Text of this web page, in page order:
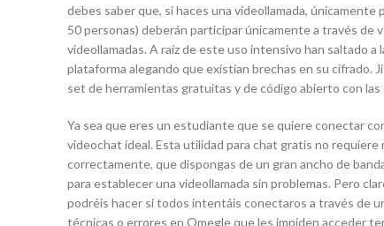
debes saber que, si haces una videollamada,
50 personas) deberán participar únicamente a través de
videollamadas. A raíz de este uso intensivo han saltado
plataforma alegando que existían brechas en su cifrado.
set de herramientas gratuitas y de código abierto con
Ya sea que eres un estudiante que se quiere conectar
videochat ideal. Esta utilidad para chat gratis no
correctamente, que dispongas de un gran ancho de
para establecer una videollamada sin problemas. Pero
podréis hacer si todos intentáis conectaros a través de
técnicas⁤ o errores en Omegle que les​ impiden acceder